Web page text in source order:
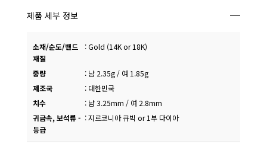
제품 세부 정보
소재/순도/밴드
재질
:Gold (14K or 18K)
중량 : 남 2.35g / 여 1.85g
제조국
: 대한민국
치수
: 남 3.25mm / 여 2.8mm
귀금속, 보석류 -
등급
:지르코니아 큐빅 or 1부 다이아